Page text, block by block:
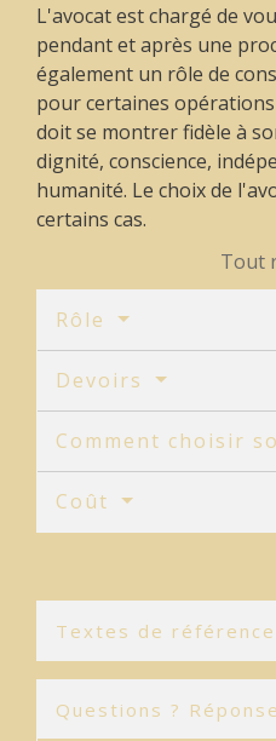
L'avocat est chargé de
pendant et après une
également un rôle de
pour certaines
doit se montrer fidèle à
dignité, conscience,
humanité. Le choix de
certains cas.
Tout
Rôle
Devoirs
Comment choisir
Coût
Textes de référence
Questions ?